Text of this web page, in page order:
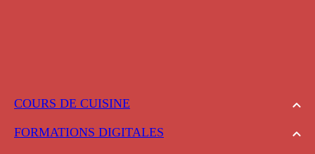
COURS DE CUISINE
FORMATIONS DIGITALES